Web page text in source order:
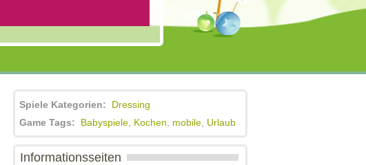
Spiele Kategorien: Dressing
Game Tags: Babyspiele Kochen mobile Urlaub
Informationsseiten